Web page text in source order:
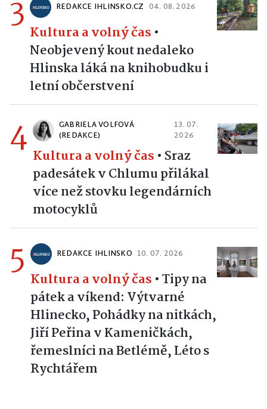
3 REDAKCE IHLINSKO.CZ 04. 08. 2026
Kultura a volný čas•
Neobjevený kout nedaleko
Hlinska láká na knihobudku i
letní občerstvení
4
GABRIELA VOLFOVÁ
(REDAKCE)
2026
Kultura a volný čas•Sraz
padesátek v Chlumu přilákal
více než stovku legendárních
motocyklů
5 REDAKCE IHLINSKO 10. 07. 2026
Kultura a volný čas•Tipy na
pátek a víkend: Výtvarné
Hlinecko, Pohádky na nitkách,
Jiří Peřina v Kameničkách,
řemeslníci na Betlémě, Léto s